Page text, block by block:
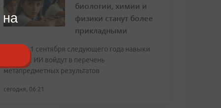
биологии, химии и
физики станут более
прикладными
Также с 1 сентября следующего года навыки
работы с ИИ войдут в перечень
метапредметных результатов
сегодня, 06:21